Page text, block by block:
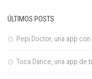
ÚLTIMOS POSTS
Pepi Doctor, una app
Toca Dance, una app de